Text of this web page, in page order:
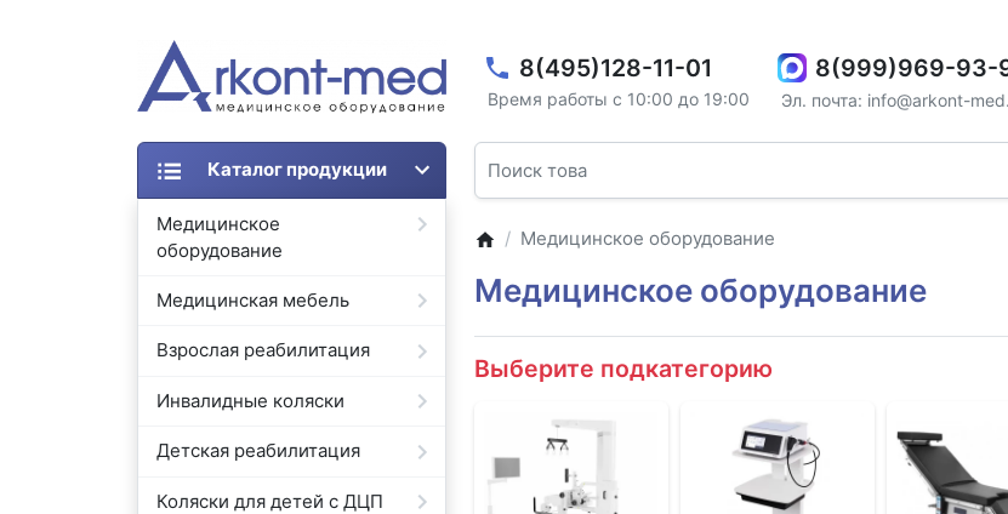
8(495)128-11-01
Время работы с 10:00 до 19:00
8(999)969-93-
Эл. почта: info@arkont-
Каталог продукции
Медицинское
оборудование
Медицинская мебель
Взрослая реабилитация
Инвалидные коляски
Детская реабилитация
Коляски для детей с ДЦП
Медицинское оборудование
Медицинское оборудование
Выберите подкатегорию